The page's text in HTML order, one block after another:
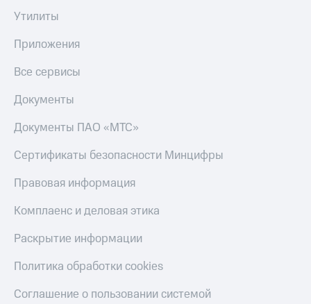
Утилиты
Приложения
Все сервисы
Документы
Документы ПАО «МТС»
Сертификаты безопасности Минцифры
Правовая информация
Комплаенс и деловая этика
Раскрытие информации
Политика обработки cookies
Соглашение о пользовании системой